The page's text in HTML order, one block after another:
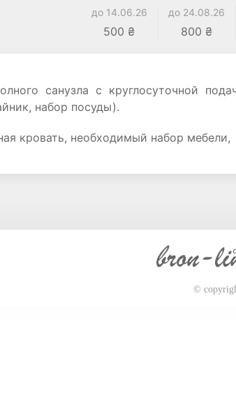
до 14.06.26
500 ₴
до 24.08.26
800 ₴
санузла с круглосуточной
набор посуды).
кровать, необходимый набор
©